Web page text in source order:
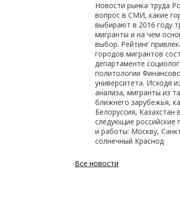
Новости рынка труда
вопрос в СМИ, какие
выбирают в 2016 году
мигранты и на чем
выбор. Рейтинг
городов мигрантов
департаменте
политологии
университета. Исходя
анализа, мигранты из
ближнего зарубежья,
Белоруссия, Казахстан
следующие российские
и работы: Москву,
солнечный Краснод
Все новости